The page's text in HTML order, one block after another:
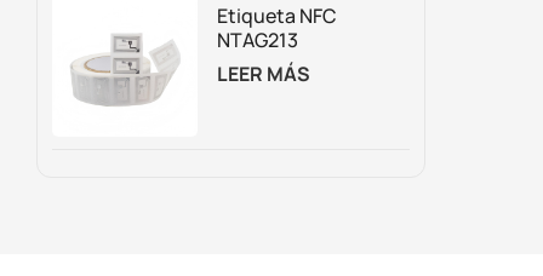
Trampolines.
Etiqueta NFC
NTAG213
Regrabable
Personalizada Para
LEER MÁS